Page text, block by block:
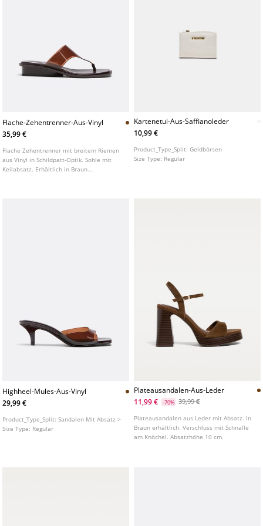
Flache-Zehentrenner-Aus-Vinyl
35,99 €
Flache Zehentrenner mit breitem Riemen
aus Vinyl in Schildpatt-Optik. Sohle mit
Keilabsatz. Erhältlich in Braun.
Kartenetui-Aus-Saffianoleder
10,99 €
Product_Type_Split:Geldbörsen
Size Type: Regular
Highheel-Mules-Aus-Vinyl
29,99 €
Product_Type_Split:Sandalen Mit Absatz >
Size Type: Regular
Plateausandalen-Aus-Leder
11,99 €
-70% 39,99 €
Plateausandalen aus Leder mit Absatz. In
Braun erhältlich. Verschluss mit Schnalle
am Knöchel. Absatzhöhe 10 cm.